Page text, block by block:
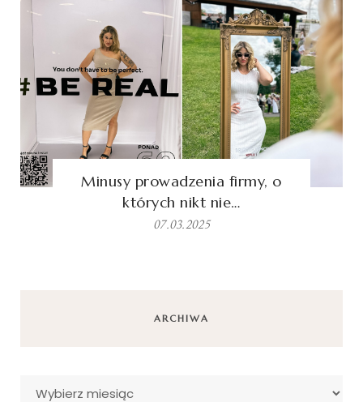
Minusy prowadzenia firmy, o
których nikt nie…
07.03.2025
ARCHIWA